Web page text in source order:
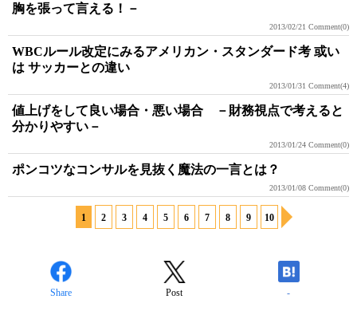
胸を張って言える！－
2013/02/21 Comment(0)
WBCルール改定にみるアメリカン・スタンダード考 或い
は サッカーとの違い
2013/01/31 Comment(4)
値上げをして良い場合・悪い場合 －財務視点で考えると
分かりやすい－
2013/01/24 Comment(0)
ポンコツなコンサルを見抜く魔法の一言とは？
2013/01/08 Comment(0)
1 2 3 4 5 6 7 8 9 10
Share Post -